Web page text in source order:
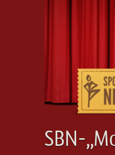
SBN-